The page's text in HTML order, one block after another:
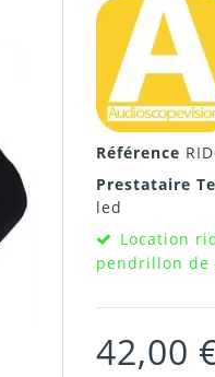
Référence
Prestataire
led
Location
pendrillon de
42,00